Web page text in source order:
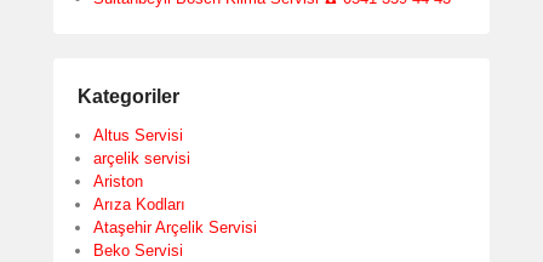
Kategoriler
Altus Servisi
arçelik servisi
Ariston
Arıza Kodları
Ataşehir Arçelik Servisi
Beko Servisi